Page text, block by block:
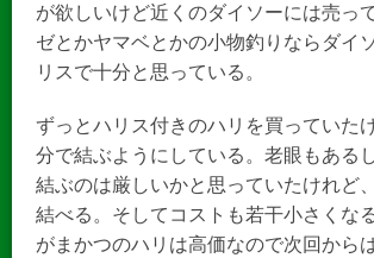
が欲しいけど近くのダイソーには売っ
ゼとかヤマベとかの小物釣りならダイ
リスで十分と思っている。
ずっとハリス付きのハリを買っていた
分で結ぶようにしている。老眼もある
結ぶのは厳しいかと思っていたけれど
結べる。そしてコストも若干小さくな
がまかつのハリは高価なので次回から